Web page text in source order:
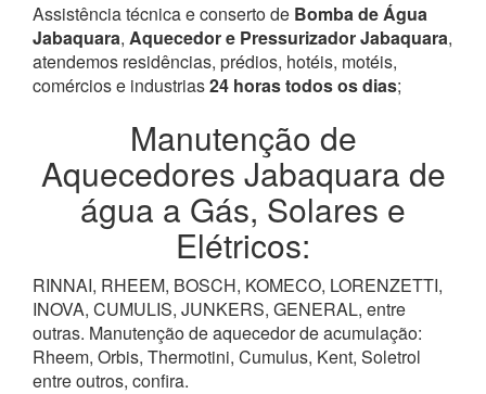
Assistência técnica e conserto de Bomba de Água
Jabaquara, Aquecedor e Pressurizador Jabaquara,
atendemos residências, prédios, hotéis, motéis,
comércios e industrias24 horas todos os dias;
Manutenção de
Aquecedores Jabaquara de
água a Gás, Solares e
Elétricos:
RINNAI, RHEEM, BOSCH, KOMECO, LORENZETTI,
INOVA, CUMULIS, JUNKERS, GENERAL, entre
outras. Manutenção de aquecedor de acumulação:
Rheem, Orbis, Thermotini, Cumulus, Kent, Soletrol
entre outros, confira.